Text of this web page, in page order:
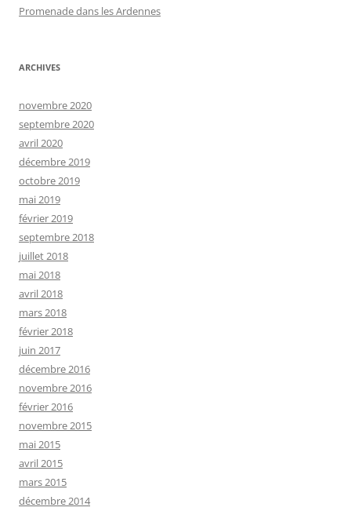
Promenade dans les Ardennes
ARCHIVES
novembre 2020
septembre 2020
avril 2020
décembre 2019
octobre 2019
mai 2019
février 2019
septembre 2018
juillet 2018
mai 2018
avril 2018
mars 2018
février 2018
juin 2017
décembre 2016
novembre 2016
février 2016
novembre 2015
mai 2015
avril 2015
mars 2015
décembre 2014